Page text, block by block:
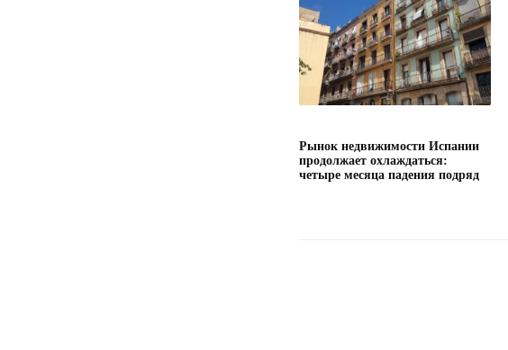
Рынок недвижимости Испании
продолжает охлаждаться:
четыре месяца падения подряд